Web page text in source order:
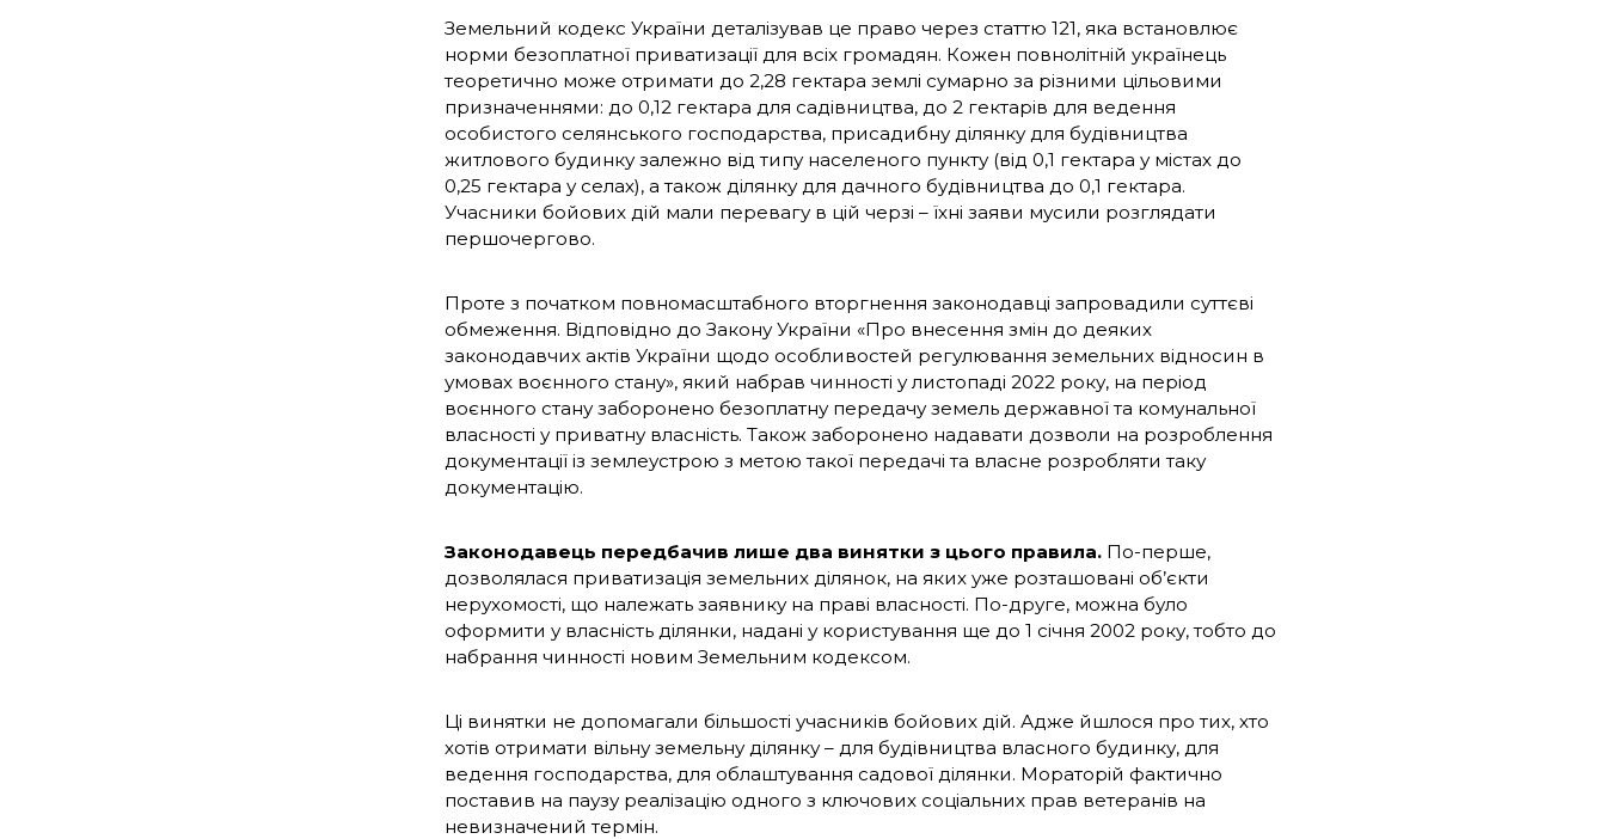
Земельний кодекс України деталізував це право через статтю 121, яка встановлює
норми безоплатної приватизації для всіх громадян. Кожен повнолітній українець
теоретично може отримати до 2,28 гектара землі сумарно за різними цільовими
призначеннями: до 0,12 гектара для садівництва, до 2 гектарів для ведення
особистого селянського господарства, присадибну ділянку для будівництва
житлового будинку залежно від типу населеного пункту (від 0,1 гектара у містах до
0,25 гектара у селах), а також ділянку для дачного будівництва до 0,1 гектара.
Учасники бойових дій мали перевагу в цій черзі – їхні заяви мусили розглядати
першочергово.
Проте з початком повномасштабного вторгнення законодавці запровадили суттєві
обмеження. Відповідно до Закону України «Про внесення змін до деяких
законодавчих актів України щодо особливостей регулювання земельних відносин в
умовах воєнного стану», який набрав чинності у листопаді 2022 року, на період
воєнного стану заборонено безоплатну передачу земель державної та комунальної
власності у приватну власність. Також заборонено надавати дозволи на розроблення
документації із землеустрою з метою такої передачі та власне розробляти таку
документацію.
Законодавець передбачив лише два винятки з цього правила. По-перше,
дозволялася приватизація земельних ділянок, на яких уже розташовані об’єкти
нерухомості, що належать заявнику на праві власності. По-друге, можна було
оформити у власність ділянки, надані у користування ще до 1 січня 2002 року, тобто до
набрання чинності новим Земельним кодексом.
Ці винятки не допомагали більшості учасників бойових дій. Адже йшлося про тих, хто
хотів отримати вільну земельну ділянку – для будівництва власного будинку, для
ведення господарства, для облаштування садової ділянки. Мораторій фактично
поставив на паузу реалізацію одного з ключових соціальних прав ветеранів на
невизначений термін.